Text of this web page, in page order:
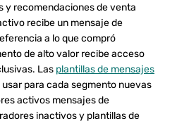
y recomendaciones de venta
recibe un mensaje de
a lo que compró
de alto valor recibe acceso
Las plantillas de mensajes
usar para cada segmento nuevas
activos mensajes de
inactivos y plantillas de